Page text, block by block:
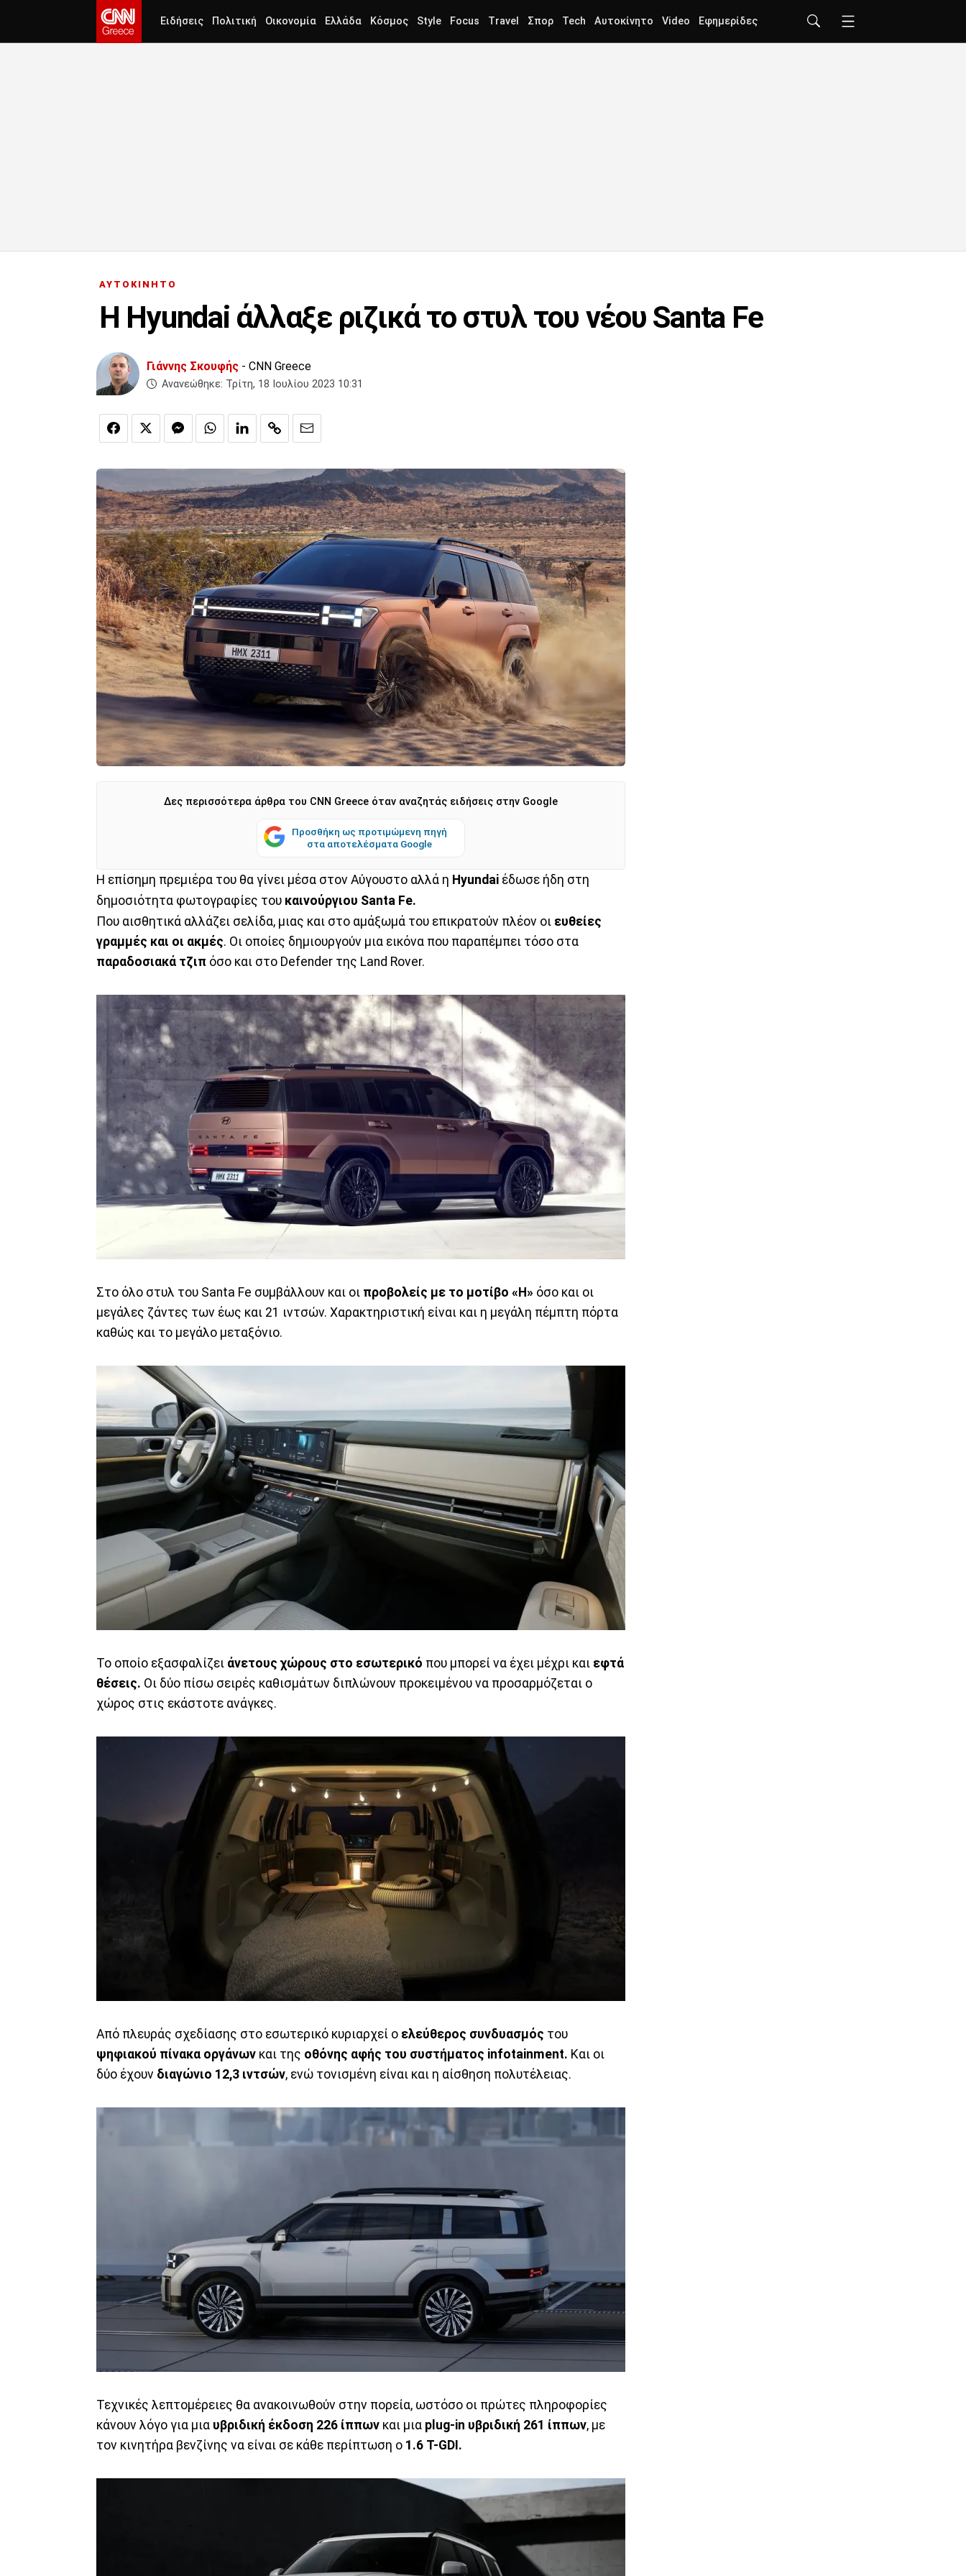
Ειδήσεις Πολιτική Οικονομία Ελλάδα Κόσμος Style Focus Travel Σπορ Tech Αυτοκίνητο Video Εφημερίδες
ΑΥΤΟΚΙΝΗΤΟ
Η Hyundai άλλαξε ριζικά το στυλ του νέου Santa Fe
Γιάννης Σκουφής - CNN Greece
Ανανεώθηκε: Τρίτη, 18 Ιουλίου 2023 10:31
Δες περισσότερα άρθρα του CNN Greece όταν αναζητάς ειδήσεις στην Google
Προσθήκη ως προτιμώμενη πηγή
στα αποτελέσματα Google
Η επίσημη πρεμιέρα του θα γίνει μέσα στον Αύγουστο αλλά η Hyundai έδωσε ήδη στη
δημοσιότητα φωτογραφίες του καινούργιου Santa Fe.
Που αισθητικά αλλάζει σελίδα, μιας και στο αμάξωμά του επικρατούν πλέον οι ευθείες
γραμμές και οι ακμές. Οι οποίες δημιουργούν μια εικόνα που παραπέμπει τόσο στα
παραδοσιακά τζιπ όσο και στο Defender της Land Rover.
Στο όλο στυλ του Santa Fe συμβάλλουν και οι προβολείς με το μοτίβο «Η» όσο και οι
μεγάλες ζάντες των έως και 21 ιντσών. Χαρακτηριστική είναι και η μεγάλη πέμπτη πόρτα
καθώς και το μεγάλο μεταξόνιο.
Το οποίο εξασφαλίζει άνετους χώρους στο εσωτερικό που μπορεί να έχει μέχρι και εφτά
θέσεις. Οι δύο πίσω σειρές καθισμάτων διπλώνουν προκειμένου να προσαρμόζεται ο
χώρος στις εκάστοτε ανάγκες.
Από πλευράς σχεδίασης στο εσωτερικό κυριαρχεί ο ελεύθερος συνδυασμός του
ψηφιακού πίνακα οργάνων και της οθόνης αφής του συστήματος infotainment. Και οι
δύο έχουν διαγώνιο 12,3 ιντσών, ενώ τονισμένη είναι και η αίσθηση πολυτέλειας.
Τεχνικές λεπτομέρειες θα ανακοινωθούν στην πορεία, ωστόσο οι πρώτες πληροφορίες
κάνουν λόγο για μια υβριδική έκδοση 226 ίππων και μια plug-in υβριδική 261 ίππων, με
τον κινητήρα βενζίνης να είναι σε κάθε περίπτωση ο 1.6 T-GDI.